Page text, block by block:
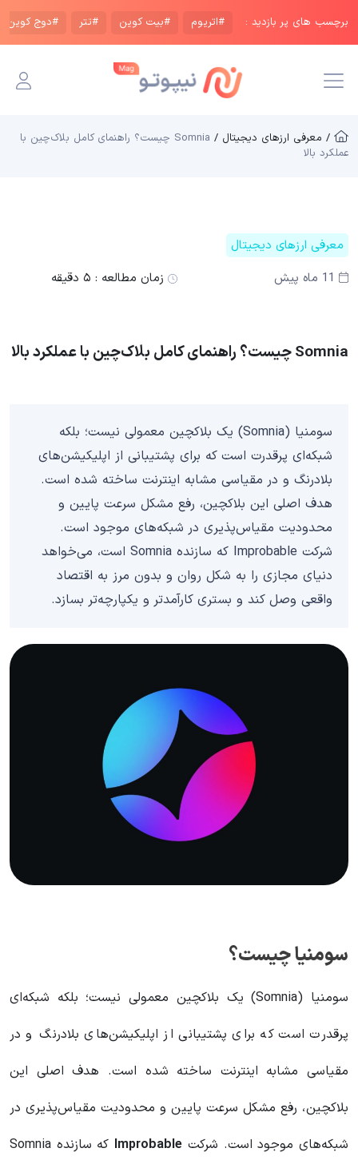
برچسب های پر بازدید : #اتریوم #بیت کوین #تتر #دوج کوین
/ معرفی ارزهای دیجیتال /
Somnia چیست؟ راهنمای کامل بلاک‌چین با
عملکرد بالا
معرفی ارزهای دیجیتال
11 ماه پیش
زمان مطالعه : ۵ دقیقه
Somnia چیست؟ راهنمای کامل بلاک‌چین با عملکرد بالا
سومنیا (Somnia) یک بلاکچین معمولی نیست؛ بلکه
شبکه‌ای پرقدرت است که برای پشتیبانی از اپلیکیشن‌های
بلادرنگ و در مقیاسی مشابه اینترنت ساخته شده است.
هدف اصلی این بلاکچین، رفع مشکل سرعت پایین و
محدودیت مقیاس‌پذیری در شبکه‌های موجود است.
شرکت Improbable که سازنده Somnia است، می‌خواهد
دنیای مجازی را به شکل روان و بدون مرز به اقتصاد
واقعی وصل کند و بستری کارآمدتر و یکپارچه‌تر بسازد.
سومنیا چیست؟
سومنیا (Somnia) یک بلاکچین معمولی نیست؛ بلکه شبکه‌ای
پرقدرت است که برای پشتیبانی از اپلیکیشن‌های بلادرنگ و در
مقیاسی مشابه اینترنت ساخته شده است. هدف اصلی این
بلاکچین، رفع مشکل سرعت پایین و محدودیت مقیاس‌پذیری در
شبکه‌های موجود است. شرکت Improbable
که سازنده Somnia